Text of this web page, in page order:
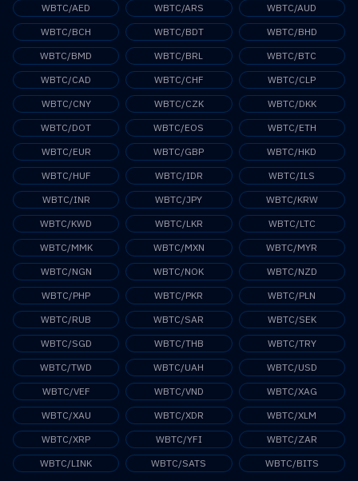
WBTC/AED WBTC/ARS
WBTC/AUD
WBTC/BCH
WBTC/BDT
WBTC/BHD
WBTC/BMD
WBTC/BRL
WBTC/BTC
WBTC/CAD
WBTC/CHF
WBTC/CLP
WBTC/CNY
WBTC/CZK
WBTC/DKK
WBTC/DOT
WBTC/EOS
WBTC/ETH
WBTC/EUR
WBTC/GBP
WBTC/HKD
WBTC/HUF
WBTC/IDR
WBTC/ILS
WBTC/INR
WBTC/JPY
WBTC/KRW
WBTC/KWD
WBTC/LKR
WBTC/LTC
WBTC/MMK
WBTC/MXN
WBTC/MYR
WBTC/NGN
WBTC/NOK
WBTC/NZD
WBTC/PHP
WBTC/PKR
WBTC/PLN
WBTC/RUB
WBTC/SAR
WBTC/SEK
WBTC/SGD
WBTC/THB
WBTC/TRY
WBTC/TWD
WBTC/UAH
WBTC/USD
WBTC/VEF
WBTC/VND
WBTC/XAG
WBTC/XAU
WBTC/XDR
WBTC/XLM
WBTC/XRP
WBTC/YFI
WBTC/ZAR
WBTC/LINK
WBTC/SATS WBTC/BITS